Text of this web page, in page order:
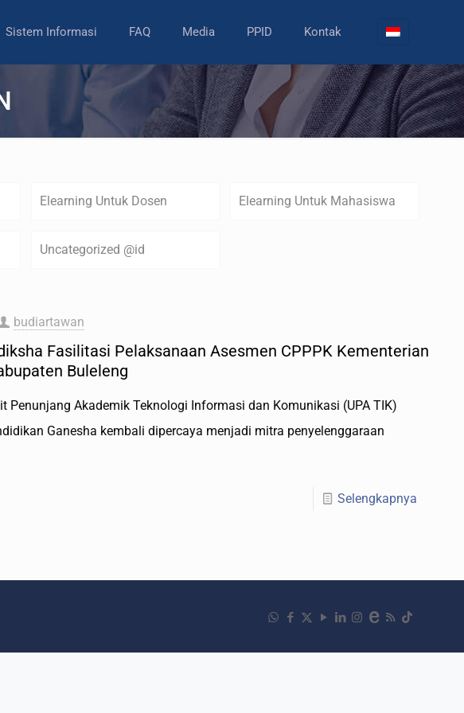
Sistem Informasi FAQ Media PPID Kontak
Elearning Untuk Dosen Elearning Untuk Mahasiswa
Uncategorized @id
budiartawan
Fasilitasi Pelaksanaan Asesmen CPPPK Kementerian
Buleleng
Penunjang Akademik Teknologi Informasi dan Komunikasi (UPA TIK)
Ganesha kembali dipercaya menjadi mitra penyelenggaraan
Selengkapnya